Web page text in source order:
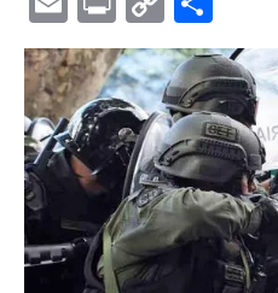
at
s
A
p
p
e
gr
a
m
ce
b
o
o
k
es
ky
m
ail
in
t
o
py
Li
n
k
o
m
p
ar
tir